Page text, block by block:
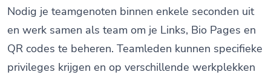
Nodig je teamgenoten binnen enkele seconden uit
en werk samen als team om je Links, Bio Pages en
QR codes te beheren. Teamleden kunnen specifieke
privileges krijgen en op verschillende werkplekken